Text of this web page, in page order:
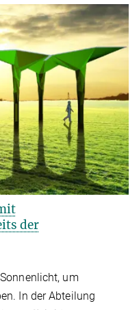
der
um
In der Abteilung